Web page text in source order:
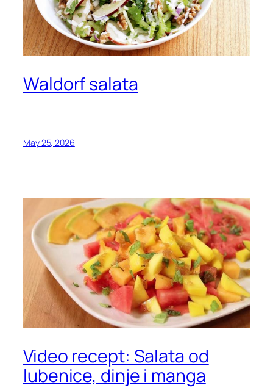
Waldorf salata
May 25, 2026
Video recept: Salata od
lubenice, dinje i manga